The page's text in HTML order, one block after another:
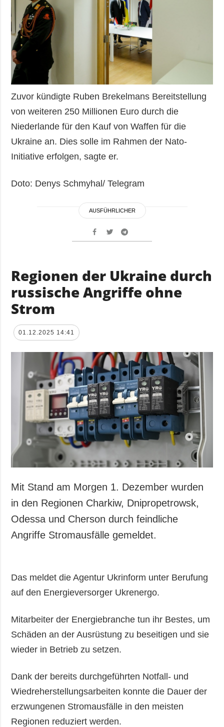
Zuvor kündigte Ruben Brekelmans Bereitstellung
von weiteren 250 Millionen Euro durch die
Niederlande für den Kauf von Waffen für die
Ukraine an. Dies solle im Rahmen der Nato-
Initiative erfolgen, sagte er.
Doto: Denys Schmyhal/ Telegram
AUSFÜHRLICHER
Regionen der Ukraine durch
russische Angriffe ohne
Strom
01.12.2025 14:41
Mit Stand am Morgen 1. Dezember wurden
in den Regionen Charkiw, Dnipropetrowsk,
Odessa und Cherson durch feindliche
Angriffe Stromausfälle gemeldet.
Das meldet die Agentur Ukrinform unter Berufung
auf den Energieversorger Ukrenergo.
Mitarbeiter der Energiebranche tun ihr Bestes, um
Schäden an der Ausrüstung zu beseitigen und sie
wieder in Betrieb zu setzen.
Dank der bereits durchgeführten Notfall- und
Wiedreherstellungsarbeiten konnte die Dauer der
erzwungenen Stromausfälle in den meisten
Regionen reduziert werden.